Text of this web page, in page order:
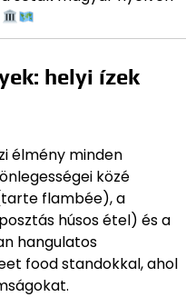
helyi ízek
élmény minden
közé
flambée), a
húsos étel) és a
hangulatos
food standokkal, ahol